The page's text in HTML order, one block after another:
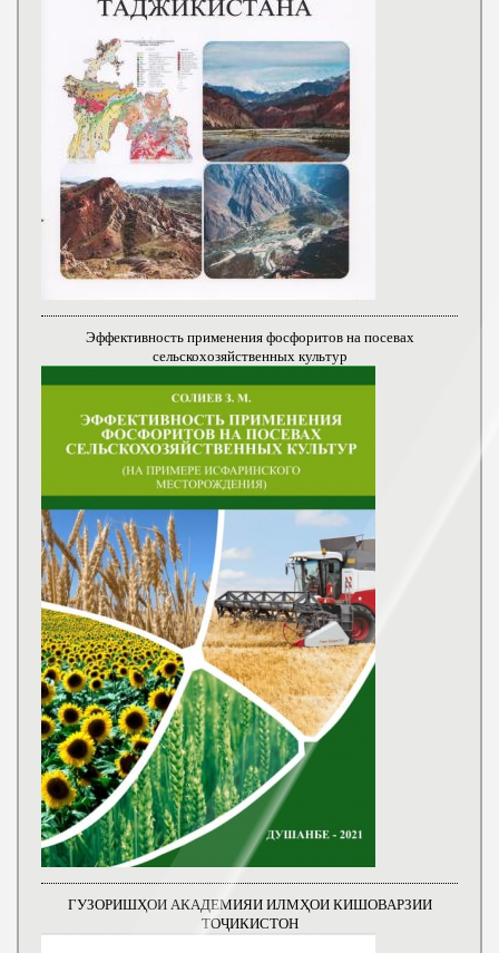
Эффективность применения фосфоритов на посевах
сельскохозяйственных культур
ГУЗОРИШҲОИ АКАДЕМИЯИ ИЛМҲОИ КИШОВАРЗИИ
ТОҶИКИСТОН